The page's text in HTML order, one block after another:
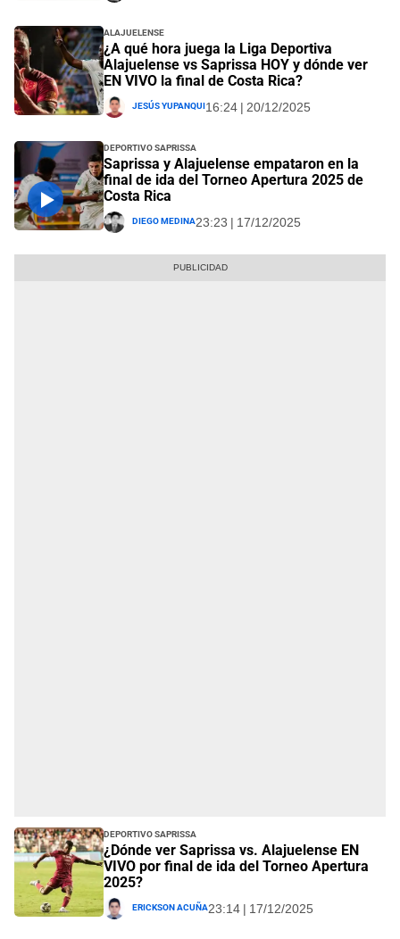
Alajuelense
¿A qué hora juega la Liga Deportiva
Alajuelense vs Saprissa HOY y dónde ver
EN VIVO la final de Costa Rica?
Jesús Yupanqui16:24 | 20/12/2025
Deportivo Saprissa
Saprissa y Alajuelense empataron en la
final de ida del Torneo Apertura 2025 de
Costa Rica
Diego Medina23:23 | 17/12/2025
Deportivo Saprissa
¿Dónde ver Saprissa vs. Alajuelense EN
VIVO por final de ida del Torneo Apertura
2025?
Erickson Acuña23:14 | 17/12/2025